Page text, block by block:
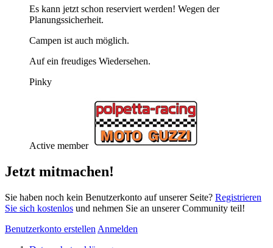
Es kann jetzt schon reserviert werden! Wegen der
Planungssicherheit.
Campen ist auch möglich.
Auf ein freudiges Wiedersehen.
Pinky
Active member
Jetzt mitmachen!
Sie haben noch kein Benutzerkonto auf unserer Seite? Registrieren
Sie sich kostenlos und nehmen Sie an unserer Community teil!
Benutzerkonto erstellen Anmelden